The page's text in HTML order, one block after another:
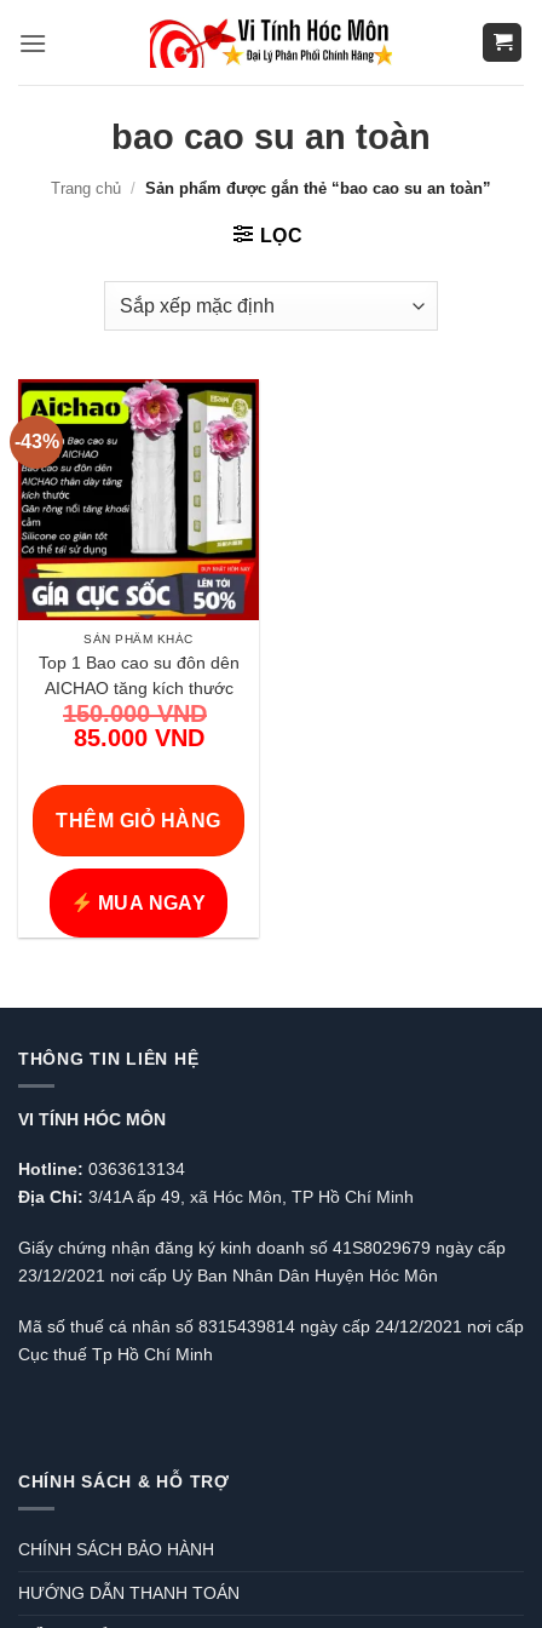
qua
bao cao su an toàn
Trang chủ / Sản phẩm được gắn thẻ “bao cao su an toàn”
LỌC
-43%
SẢN PHẨM KHÁC
Top 1 Bao cao su đôn dên
AICHAO tăng kích thước
mạnh mẽ chính hãng | Vi
Tính Hóc Môn
150.000VND
Giá
là:
150.000 VND.
85.000 VND
hiện
tại
là:
85.000 VND.
THÊM GIỎ HÀNG
MUA NGAY
THÔNG TIN LIÊN HỆ
VI TÍNH HÓC MÔN
Hotline: 0363613134
Địa Chỉ: 3/41A ấp 49, xã Hóc Môn, TP Hồ Chí Minh
Giấy chứng nhận đăng ký kinh doanh số 41S8029679 ngày cấp
23/12/2021 nơi cấp Uỷ Ban Nhân Dân Huyện Hóc Môn
Mã số thuế cá nhân số 8315439814 ngày cấp 24/12/2021 nơi cấp
Cục thuế Tp Hồ Chí Minh
CHÍNH SÁCH & HỖ TRỢ
CHÍNH SÁCH BẢO HÀNH
HƯỚNG DẪN THANH TOÁN